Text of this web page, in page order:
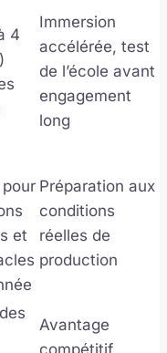
4
Immersion
accélérée, test
de l’école avant
engagement
long
et
Préparation aux
conditions
réelles de
production
Avantage